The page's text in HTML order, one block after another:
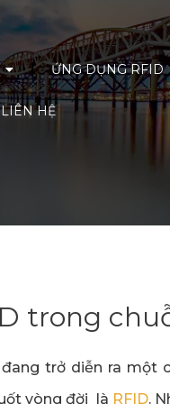
ỨNG DỤNG RFID
LIÊN HỆ
trong
trở diễn ra một
vòng đời là RFID.